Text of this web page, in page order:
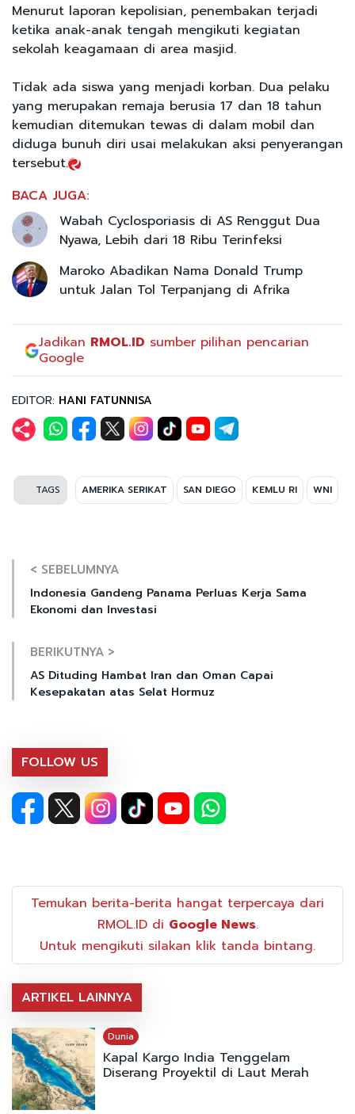
Menurut laporan kepolisian, penembakan terjadi
ketika anak-anak tengah mengikuti kegiatan
sekolah keagamaan di area masjid.
Tidak ada siswa yang menjadi korban. Dua pelaku
yang merupakan remaja berusia 17 dan 18 tahun
kemudian ditemukan tewas di dalam mobil dan
diduga bunuh diri usai melakukan aksi penyerangan
tersebut.
BACA JUGA:
Wabah Cyclosporiasis di AS Renggut Dua
Nyawa, Lebih dari 18 Ribu Terinfeksi
Maroko Abadikan Nama Donald Trump
untuk Jalan Tol Terpanjang di Afrika
Jadikan RMOL.ID sumber pilihan pencarian
Google
EDITOR: HANI FATUNNISA
TAGS AMERIKA SERIKAT SAN DIEGO KEMLU RI WNI
< SEBELUMNYA
Indonesia Gandeng Panama Perluas Kerja Sama
Ekonomi dan Investasi
BERIKUTNYA >
AS Dituding Hambat Iran dan Oman Capai
Kesepakatan atas Selat Hormuz
FOLLOW US
Temukan berita-berita hangat terpercaya dari
RMOL.ID di Google News.
Untuk mengikuti silakan klik tanda bintang.
ARTIKEL LAINNYA
Dunia
Kapal Kargo India Tenggelam
Diserang Proyektil di Laut Merah